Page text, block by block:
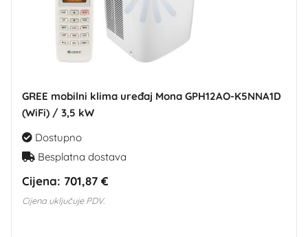
GREE mobilni klima uređaj Mona GPH12AO-K5NNA1D
(WiFi) / 3,5 kW
Dostupno
Besplatna dostava
Cijena: 701,87 €
Cijena uključuje PDV.